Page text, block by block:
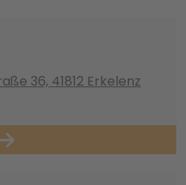
36, 41812 Erkelenz